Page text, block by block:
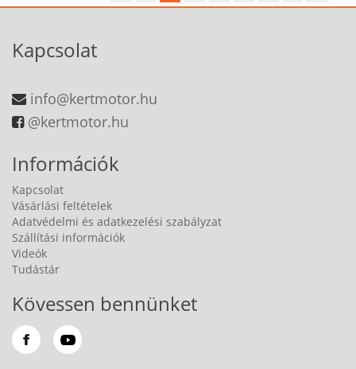
Kapcsolat
info@kertmotor.hu
@kertmotor.hu
Információk
Kapcsolat
Vásárlási feltételek
Adatvédelmi és adatkezelési szabályzat
Szállítási információk
Videók
Tudástár
Kövessen bennünket